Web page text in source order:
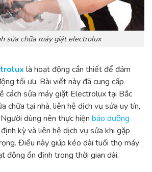
sửa chữa máy giặt electrolux
là hoạt động cần thiết để đảm
tối ưu. Bài viết này đã cung cấp
cách sửa máy giặt Electrolux tại Bắc
chữa tại nhà, liên hệ dịch vụ sửa uy tín,
dùng nên thực hiện bảo dưỡng
định kỳ và liên hệ dịch vụ sửa khi gặp
Điều này giúp kéo dài tuổi thọ máy
động ổn định trong thời gian dài.